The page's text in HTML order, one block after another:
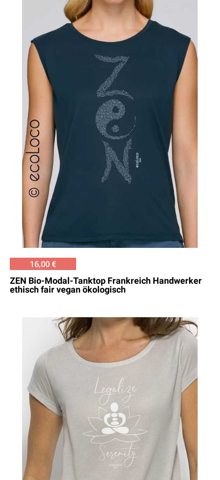
16,00 €
ZEN Bio-Modal-Tanktop Frankreich Handwerker
ethisch fair vegan ökologisch